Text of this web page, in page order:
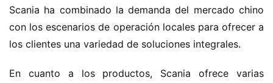
Scania ha combinado la demanda del mercado chino
con los escenarios de operación locales para ofrecer a
los clientes una variedad de soluciones integrales.
En cuanto a los productos, Scania ofrece varias